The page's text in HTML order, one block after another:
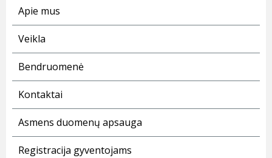
Apie mus
Veikla
Bendruomenė
Kontaktai
Asmens duomenų apsauga
Registracija gyventojams